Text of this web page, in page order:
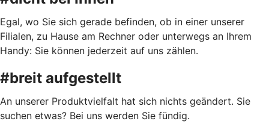
Egal, wo Sie sich gerade befinden, ob in einer unserer
Filialen, zu Hause am Rechner oder unterwegs an Ihrem
Handy: Sie können jederzeit auf uns zählen.
#breit aufgestellt
An unserer Produktvielfalt hat sich nichts geändert. Sie
suchen etwas? Bei uns werden Sie fündig.